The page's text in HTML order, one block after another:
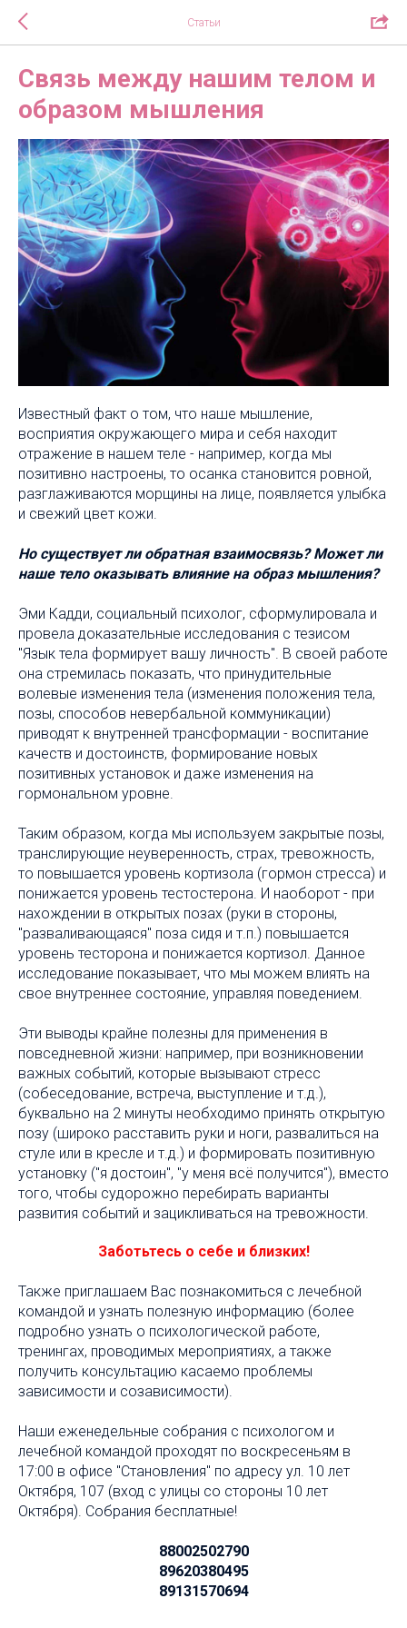
Статьи
Связь между нашим телом и
образом мышления
Известный факт о том, что наше мышление,
восприятия окружающего мира и себя находит
отражение в нашем теле - например, когда мы
позитивно настроены, то осанка становится ровной,
разглаживаются морщины на лице, появляется улыбка
и свежий цвет кожи.
Но существует ли обратная взаимосвязь? Может ли
наше тело оказывать влияние на образ мышления?
Эми Кадди, социальный психолог, сформулировала и
провела доказательные исследования с тезисом
"Язык тела формирует вашу личность". В своей работе
она стремилась показать, что принудительные
волевые изменения тела (изменения положения тела,
позы, способов невербальной коммуникации)
приводят к внутренней трансформации - воспитание
качеств и достоинств, формирование новых
позитивных установок и даже изменения на
гормональном уровне.
Таким образом, когда мы используем закрытые позы,
транслирующие неуверенность, страх, тревожность,
то повышается уровень кортизола (гормон стресса) и
понижается уровень тестостерона. И наоборот - при
нахождении в открытых позах (руки в стороны,
"разваливающаяся" поза сидя и т.п.) повышается
уровень тесторона и понижается кортизол. Данное
исследование показывает, что мы можем влиять на
свое внутреннее состояние, управляя поведением.
Эти выводы крайне полезны для применения в
повседневной жизни: например, при возникновении
важных событий, которые вызывают стресс
(собеседование, встреча, выступление и т.д.),
буквально на 2 минуты необходимо принять открытую
позу (широко расставить руки и ноги, развалиться на
стуле или в кресле и т.д.) и формировать позитивную
установку ("я достоин", "у меня всё получится"), вместо
того, чтобы судорожно перебирать варианты
развития событий и зацикливаться на тревожности.
Заботьтесь о себе и близких!
Также приглашаем Вас познакомиться с лечебной
командой и узнать полезную информацию (более
подробно узнать о психологической работе,
тренингах, проводимых мероприятиях, а также
получить консультацию касаемо проблемы
зависимости и созависимости).
Наши еженедельные собрания с психологом и
лечебной командой проходят по воскресеньям в
17:00 в офисе "Становления" по адресу ул. 10 лет
Октября, 107 (вход с улицы со стороны 10 лет
Октября). Собрания бесплатные!
88002502790
89620380495
89131570694